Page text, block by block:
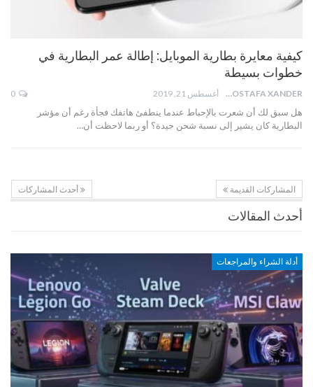
كيفية معايرة بطارية الموبايل: إطالة عمر البطارية في
خطوات بسيطة
MOSTAFA XANDER أغسطس 21, 2019
هل سبق لك أن شعرت بالإحباط عندما ينطفئ هاتفك فجأة رغم أن مؤشر
البطارية كان يشير إلى نسبة شحن جيدة؟ أو ربما لاحظت أن…
المشاركات القديمة أحدث المشاركات
أحدث المقالات
أدلة الشراء والمراجعات